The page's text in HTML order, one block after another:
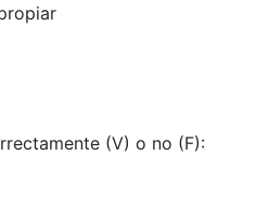
(V) o no (F):